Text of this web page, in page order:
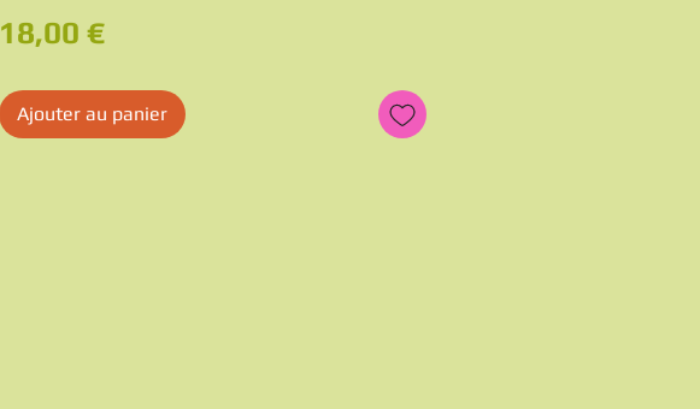
18,00 €Prix
Ajouter au panier